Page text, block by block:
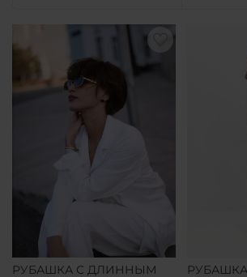
РУБАШКА С ДЛИННЫМ